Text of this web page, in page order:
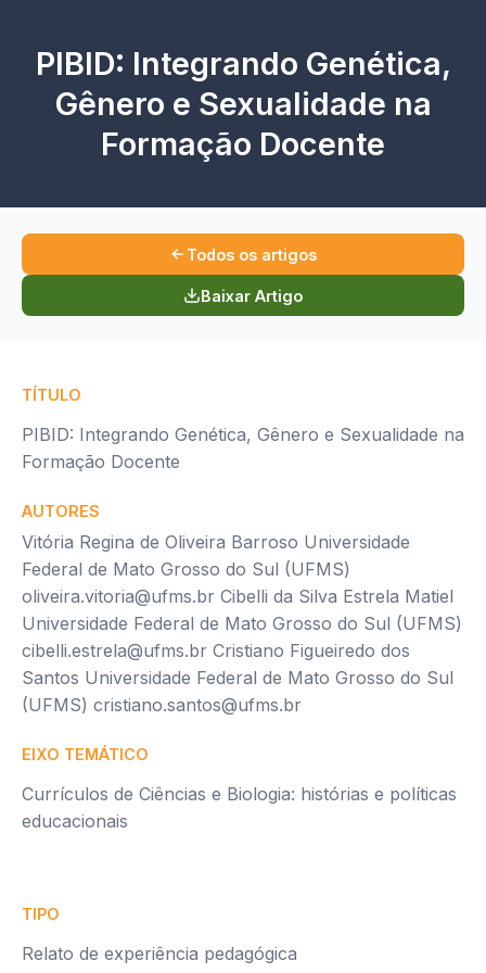
PIBID: Integrando Genética,
Gênero e Sexualidade na
Formação Docente
Todos os artigos
Baixar Artigo
TÍTULO
PIBID: Integrando Genética, Gênero e Sexualidade na
Formação Docente
AUTORES
Vitória Regina de Oliveira Barroso Universidade
Federal de Mato Grosso do Sul (UFMS)
oliveira.vitoria@ufms.br Cibelli da Silva Estrela Matiel
Universidade Federal de Mato Grosso do Sul (UFMS)
cibelli.estrela@ufms.br Cristiano Figueiredo dos
Santos Universidade Federal de Mato Grosso do Sul
(UFMS) cristiano.santos@ufms.br
EIXO TEMÁTICO
Currículos de Ciências e Biologia: histórias e políticas
educacionais
TIPO
Relato de experiência pedagógica